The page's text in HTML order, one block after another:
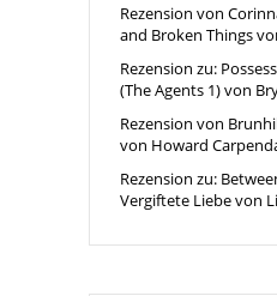
Rezension von
and Broken Things
Rezension zu:
(The Agents 1) von
Rezension von
von Howard
Rezension zu:
Vergiftete Liebe von